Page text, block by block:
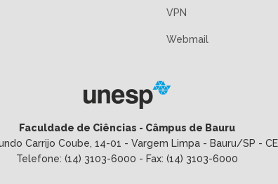
VPN
Webmail
Faculdade de Ciências - Câmpus de Bauru
Carrijo Coube, 14-01 - Vargem Limpa - Bauru/SP -
Telefone: (14) 3103-6000 - Fax: (14) 3103-6000